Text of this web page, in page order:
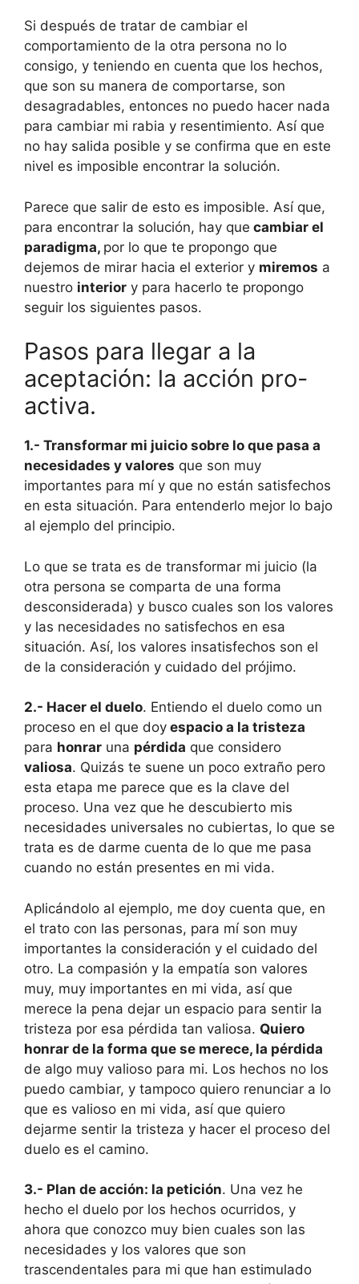
Si después de tratar de cambiar el
comportamiento de la otra persona no lo
consigo, y teniendo en cuenta que los hechos,
que son su manera de comportarse, son
desagradables, entonces no puedo hacer nada
para cambiar mi rabia y resentimiento. Así que
no hay salida posible y se confirma que en este
nivel es imposible encontrar la solución.
Parece que salir de esto es imposible. Así que,
para encontrar la solución, hay que cambiar el
paradigma, por lo que te propongo que
dejemos de mirar hacia el exterior y miremos a
nuestro interior y para hacerlo te propongo
seguir los siguientes pasos.
Pasos para llegar a la
aceptación: la acción pro-
activa.
1.- Transformar mi juicio sobre lo que pasa a
necesidades y valores que son muy
importantes para mí y que no están satisfechos
en esta situación. Para entenderlo mejor lo bajo
al ejemplo del principio.
Lo que se trata es de transformar mi juicio (la
otra persona se comparta de una forma
desconsiderada) y busco cuales son los valores
y las necesidades no satisfechos en esa
situación. Así, los valores insatisfechos son el
de la consideración y cuidado del prójimo.
2.- Hacer el duelo. Entiendo el duelo como un
proceso en el que doy espacio a la tristeza
para honrar una pérdida que considero
valiosa. Quizás te suene un poco extraño pero
esta etapa me parece que es la clave del
proceso. Una vez que he descubierto mis
necesidades universales no cubiertas, lo que se
trata es de darme cuenta de lo que me pasa
cuando no están presentes en mi vida.
Aplicándolo al ejemplo, me doy cuenta que, en
el trato con las personas, para mí son muy
importantes la consideración y el cuidado del
otro. La compasión y la empatía son valores
muy, muy importantes en mi vida, así que
merece la pena dejar un espacio para sentir la
tristeza por esa pérdida tan valiosa. Quiero
honrar de la forma que se merece, la pérdida
de algo muy valioso para mi. Los hechos no los
puedo cambiar, y tampoco quiero renunciar a lo
que es valioso en mi vida, así que quiero
dejarme sentir la tristeza y hacer el proceso del
duelo es el camino.
3.- Plan de acción: la petición. Una vez he
hecho el duelo por los hechos ocurridos, y
ahora que conozco muy bien cuales son las
necesidades y los valores que son
trascendentales para mi que han estimulado